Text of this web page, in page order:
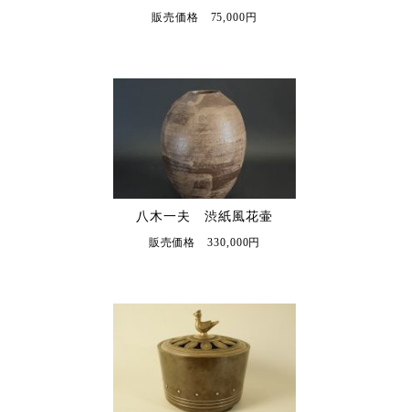
販売価格 75,000円
八木一夫 渋紙風花壷
販売価格 330,000円